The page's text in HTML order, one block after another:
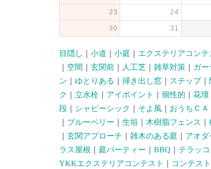
23 24
30 31
目隠し 小道 小庭 エクステリアコンテ
空間 玄関前｜ 人工芝｜ 雑草対策｜ ガ
ン
ゆとりある 掃き出し窓 ステップ｜
ク
立水栓｜ アイポイント 個性的 花壇
段｜ シャビーシック そよ風｜ おうちＣＡ
ブルーベリー 生垣 木樹脂フェンス
玄関アプローチ 雑木のある庭 アオダ
ラス屋根
庭パーティー BBQ テラッ
YKKエクステリアコンテスト
コンテス